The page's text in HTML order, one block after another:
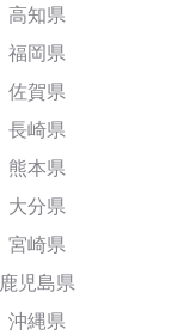
高知県
福岡県
佐賀県
長崎県
熊本県
大分県
宮崎県
鹿児島県
沖縄県